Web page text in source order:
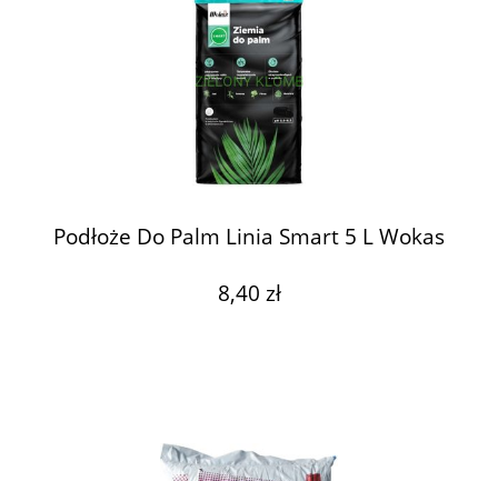
Podłoże Do Palm Linia Smart 5 L Wokas
8,40 zł